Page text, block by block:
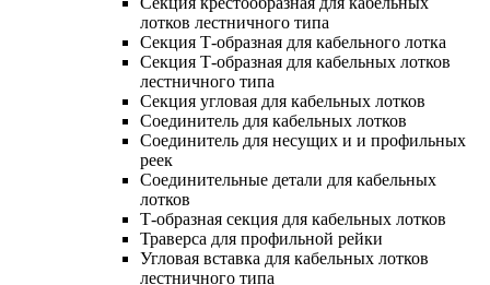
лотков лестничного типа
Секция Т-образная для кабельного лотка
Секция Т-образная для кабельных лотков
лестничного типа
Секция угловая для кабельных лотков
Соединитель для кабельных лотков
Соединитель для несущих и и профильных
реек
Соединительные детали для кабельных
лотков
Т-образная секция для кабельных лотков
Траверса для профильной рейки
Угловая вставка для кабельных лотков
лестничного типа